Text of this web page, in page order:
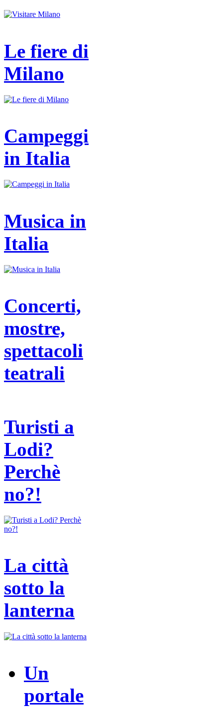
Le fiere di
Milano
Campeggi
in Italia
Musica in
Italia
Concerti,
mostre,
spettacoli
teatrali
Turisti a
Lodi?
Perchè
no?!
La città
sotto la
lanterna
Un
portale